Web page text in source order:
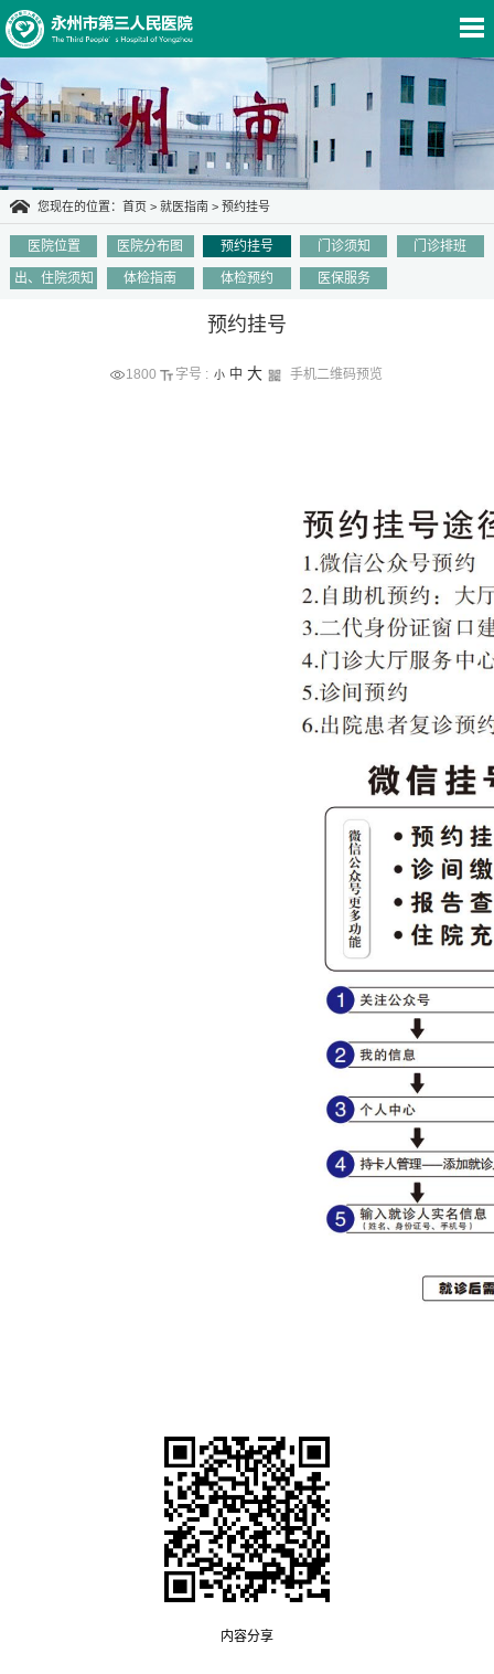
就医指南
您现在的位置： 首页 > 就医指南 > 预约挂号
医院位置 医院分布图 预约挂号 门诊须知 门诊排班
出、住院须知 体检指南 体检预约 医保服务
预约挂号
1800 字号 : 小 中 大 手机二维码预览
内容分享